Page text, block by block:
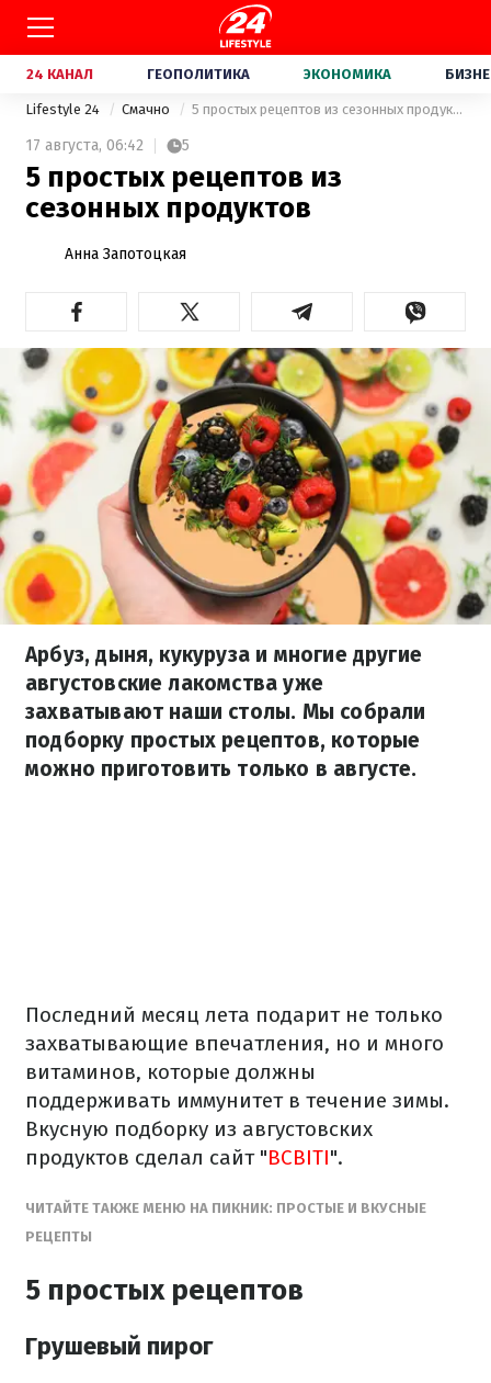
24 КАНАЛ ГЕОПОЛИТИКА ЭКОНОМИКА
Lifestyle 24 Смачно 5 простых рецептов из сезонных продуктов
17 августа, 06:42 5
5 простых рецептов из
сезонных продуктов
Анна Запотоцкая
Арбуз, дыня, кукуруза и многие другие
августовские лакомства уже
захватывают наши столы. Мы собрали
подборку простых рецептов, которые
можно приготовить только в августе.
Последний месяц лета подарит не только
захватывающие впечатления, но и много
витаминов, которые должны
поддерживать иммунитет в течение зимы.
Вкусную подборку из августовских
продуктов сделал сайт "ВСВІТІ".
ЧИТАЙТЕ ТАКЖЕ МЕНЮ НА ПИКНИК: ПРОСТЫЕ И ВКУСНЫЕ
РЕЦЕПТЫ
5 простых рецептов
Грушевый пирог